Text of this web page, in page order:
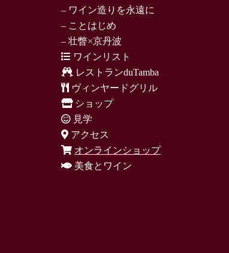
– ワイン造りを永遠に
– ことはじめ
– 壮瞥×京丹波
ワインリスト
レストランduTamba
ヴィンヤードグリル
ショップ
見学
アクセス
オンラインショップ
美食とワイン